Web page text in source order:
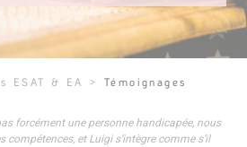
ESAT & EA > Témoignages
forcément une personne handicapée, nous
compétences, et Luigi s’intègre comme s’il